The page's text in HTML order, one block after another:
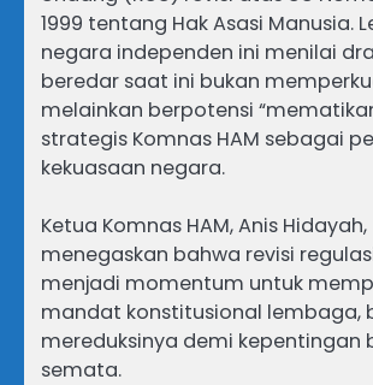
1999 tentang Hak Asasi Manusia.
negara independen ini menilai
beredar saat ini bukan
melainkan berpotensi
strategis Komnas HAM sebagai
kekuasaan negara.
Ketua Komnas HAM, Anis Hidayah,
menegaskan bahwa revisi
menjadi momentum untuk
mandat konstitusional lembaga,
mereduksinya demi kepentingan
semata.